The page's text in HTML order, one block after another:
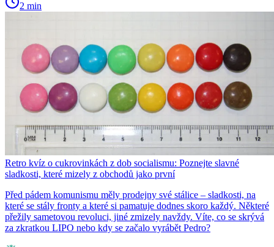
2 min
Retro kvíz o cukrovinkách z dob socialismu: Poznejte slavné
sladkosti, které mizely z obchodů jako první
Před pádem komunismu měly prodejny své stálice – sladkosti, na
které se stály fronty a které si pamatuje dodnes skoro každý. Některé
přežily sametovou revoluci, jiné zmizely navždy. Víte, co se skrývá
za zkratkou LIPO nebo kdy se začalo vyrábět Pedro?